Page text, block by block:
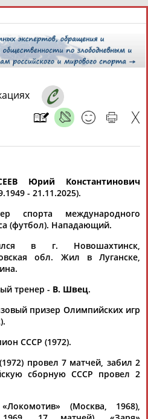
2026 года,07:57
Расширенный поиск
АБАКУМОВА
Юлия
АБАЛАКИНА
Рамазан
АБАЧАРАЕВ
Акжана
Юрий Константинович
- 21.11.2025).
спорта международного
(футбол). Нападающий.
в г. Новошахтинск,
обл. Жил в Луганске,
тренер - В. Швец.
призер Олимпийских игр
СССР (1972).
провел 7 матчей, забил 2
сборную СССР провел 2
(Москва, 1968),